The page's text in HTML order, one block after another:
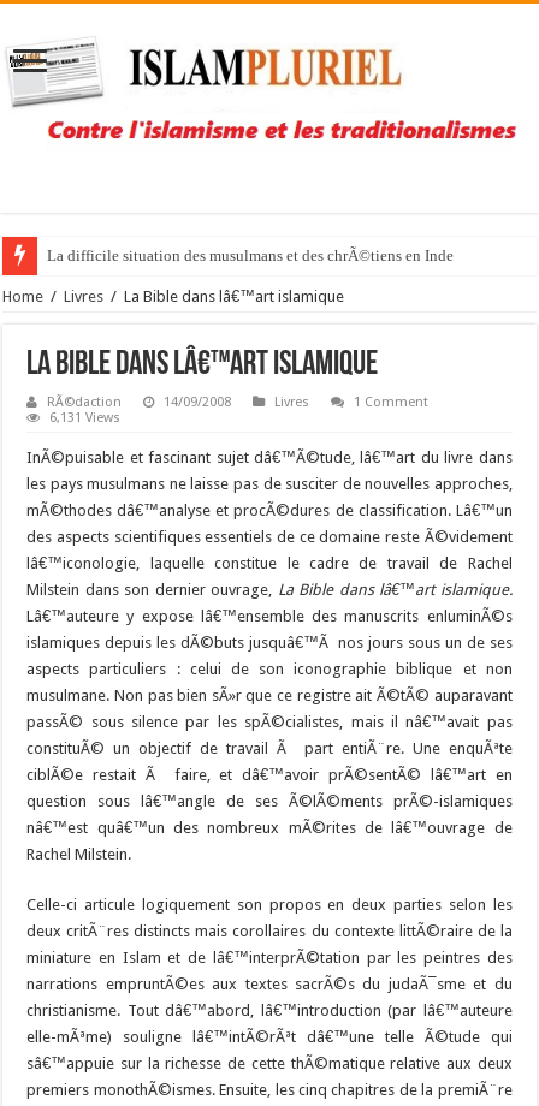
La difficile situation des musulmans et des chrÃ©tiens en Inde
Home / Livres / La Bible dans lâ€™art islamique
La Bible dans lâ€™art islamique
RÃ©daction 14/09/2008 Livres
1 Comment
6,131 Views
InÃ©puisable et fascinant sujet dâ€™Ã©tude, lâ€™art du livre dans
les pays musulmans ne laisse pas de susciter de nouvelles approches,
mÃ©thodes dâ€™analyse et procÃ©dures de classification. Lâ€™un
des aspects scientifiques essentiels de ce domaine reste Ã©videment
lâ€™iconologie, laquelle constitue le cadre de travail de Rachel
Milstein dans son dernier ouvrage, La Bible dans lâ€™art islamique.
Lâ€™auteure y expose lâ€™ensemble des manuscrits enluminÃ©s
islamiques depuis les dÃ©buts jusquâ€™Ã nos jours sous un de ses
aspects particuliers : celui de son iconographie biblique et non
musulmane. Non pas bien sÃ»r que ce registre ait Ã©tÃ© auparavant
passÃ© sous silence par les spÃ©cialistes, mais il nâ€™avait pas
constituÃ© un objectif de travail Ã part entiÃ¨re. Une enquÃªte
ciblÃ©e restait Ã faire, et dâ€™avoir prÃ©sentÃ© lâ€™art en
question sous lâ€™angle de ses Ã©lÃ©ments prÃ©-islamiques
nâ€™est quâ€™un des nombreux mÃ©rites de lâ€™ouvrage de
Rachel Milstein.
Celle-ci articule logiquement son propos en deux parties selon les
deux critÃ¨res distincts mais corollaires du contexte littÃ©raire de la
miniature en Islam et de lâ€™interprÃ©tation par les peintres des
narrations empruntÃ©es aux textes sacrÃ©s du judaÃ¯sme et du
christianisme. Tout dâ€™abord, lâ€™introduction (par lâ€™auteure
elle-mÃªme) souligne lâ€™intÃ©rÃªt dâ€™une telle Ã©tude qui
sâ€™appuie sur la richesse de cette thÃ©matique relative aux deux
premiers monothÃ©ismes. Ensuite, les cinq chapitres de la premiÃ¨re